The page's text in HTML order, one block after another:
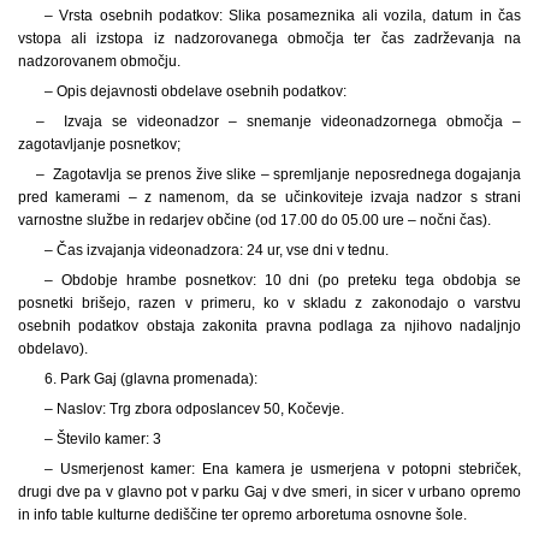
– Vrsta osebnih podatkov: Slika posameznika ali vozila, datum in čas
vstopa ali izstopa iz nadzorovanega območja ter čas zadrževanja na
nadzorovanem območju.
– Opis dejavnosti obdelave osebnih podatkov:
– Izvaja se videonadzor – snemanje videonadzornega območja –
zagotavljanje posnetkov;
– Zagotavlja se prenos žive slike – spremljanje neposrednega dogajanja
pred kamerami – z namenom, da se učinkoviteje izvaja nadzor s strani
varnostne službe in redarjev občine (od 17.00 do 05.00 ure – nočni čas).
– Čas izvajanja videonadzora: 24 ur, vse dni v tednu.
– Obdobje hrambe posnetkov: 10 dni (po preteku tega obdobja se
posnetki brišejo, razen v primeru, ko v skladu z zakonodajo o varstvu
osebnih podatkov obstaja zakonita pravna podlaga za njihovo nadaljnjo
obdelavo).
6. Park Gaj (glavna promenada):
– Naslov: Trg zbora odposlancev 50, Kočevje.
– Število kamer: 3
– Usmerjenost kamer: Ena kamera je usmerjena v potopni stebriček,
drugi dve pa v glavno pot v parku Gaj v dve smeri, in sicer v urbano opremo
in info table kulturne dediščine ter opremo arboretuma osnovne šole.